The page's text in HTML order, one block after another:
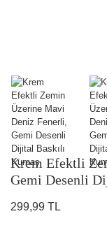
Krem Efektli
Gemi Desenli
299,99 TL